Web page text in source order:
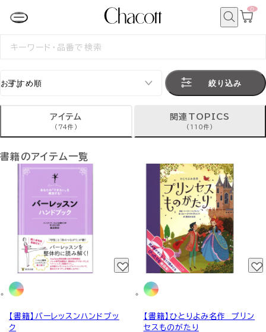
カ
0
検
絞り込み
アイテム
(74件)
関連TOPICS
(110件)
書籍のアイテム一覧
【書籍】バーレッスンハンドブッ
ク
【書籍】ひとりよみ名作 プリン
セスものがたり